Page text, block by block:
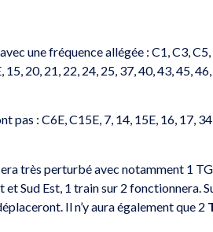
une fréquence allégée : C1, C3,
15, 20, 21, 22, 24, 25, 37, 40, 43, 45,
pas : C6E, C15E, 7, 14, 15E, 16, 17,
très perturbé avec notamment 1
et Sud Est, 1 train sur 2 fonctionnera.
Il n’y aura également que 2